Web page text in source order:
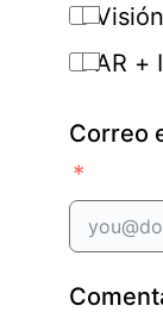
AR +
Correo